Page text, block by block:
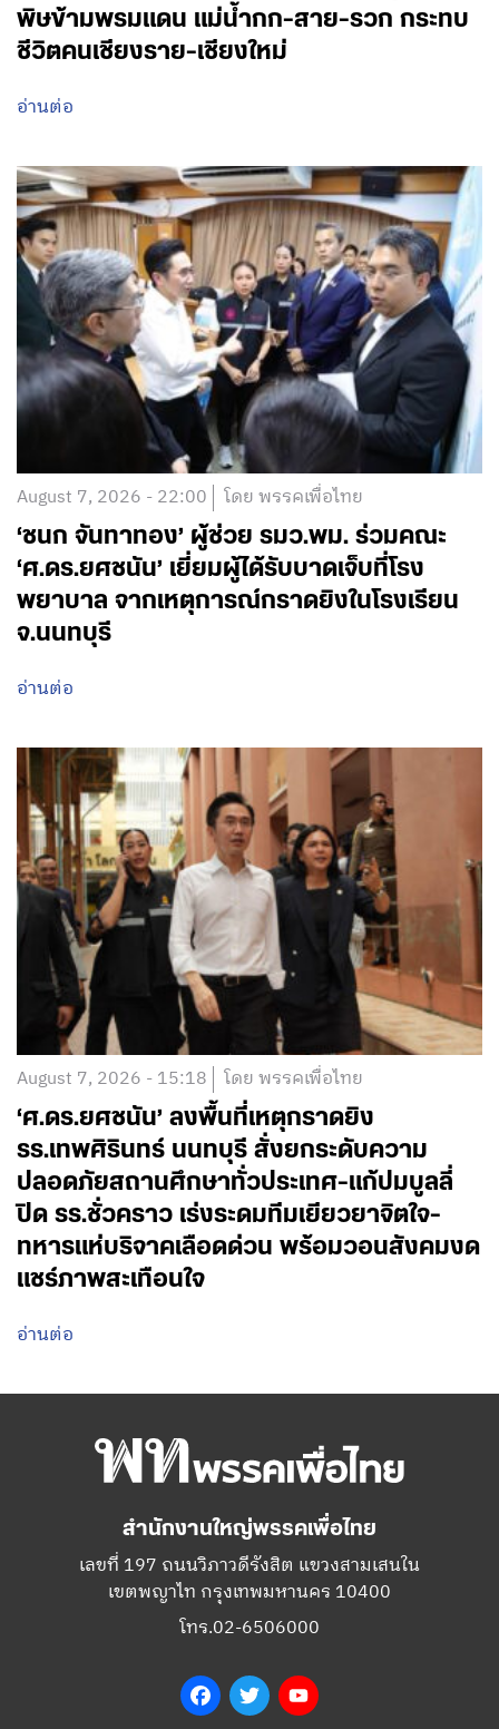
พิษข้ามพรมแดน แม่น้ำกก-สาย-รวก กระทบ
ชีวิตคนเชียงราย-เชียงใหม่
อ่านต่อ
August 7, 2026 - 22:00 โดย พรรคเพื่อไทย
‘ชนก จันทาทอง’ ผู้ช่วย รมว.พม. ร่วมคณะ
‘ศ.ดร.ยศชนัน’ เยี่ยมผู้ได้รับบาดเจ็บที่โรง
พยาบาล จากเหตุการณ์กราดยิงในโรงเรียน
จ.นนทบุรี
อ่านต่อ
August 7, 2026 - 15:18 โดย พรรคเพื่อไทย
‘ศ.ดร.ยศชนัน’ ลงพื้นที่เหตุกราดยิง
รร.เทพศิรินทร์ นนทบุรี สั่งยกระดับความ
ปลอดภัยสถานศึกษาทั่วประเทศ-แก้ปมบูลลี่
ปิด รร.ชั่วคราว เร่งระดมทีมเยียวยาจิตใจ-
ทหารแห่บริจาคเลือดด่วน พร้อมวอนสังคมงด
แชร์ภาพสะเทือนใจ
อ่านต่อ
สำนักงานใหญ่พรรคเพื่อไทย
เลขที่ 197 ถนนวิภาวดีรังสิต แขวงสามเสนใน
เขตพญาไท กรุงเทพมหานคร 10400
โทร.02-6506000
FacebookTwitter